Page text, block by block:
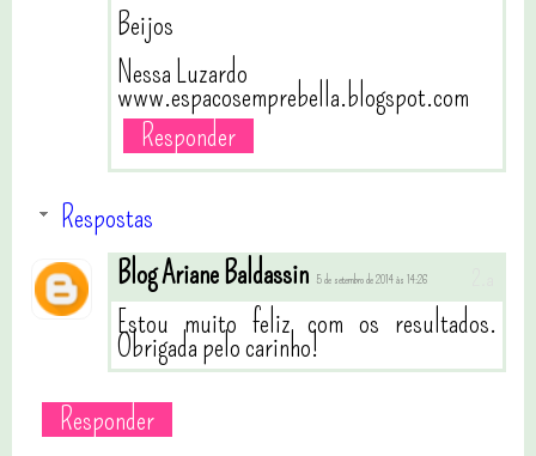
Beijos
Nessa Luzardo
www.espacosemprebella.blogspot.com
Responder
Respostas
Blog Ariane Baldassin 5 de setembro de 2014 às 14:26
Estou muito feliz com os resultados.
Obrigada pelo carinho!
Responder